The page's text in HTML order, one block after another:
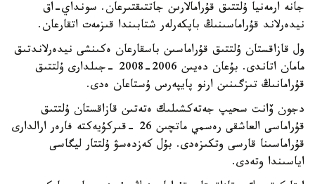
جانە ارمەنيا ۇلتتىق قۇرامالارىن جاتتىقتىرعان. سونداي-اق
نيدەرلاند قۇراماسىنىڭ باپكەرلەر شتابىندا قىزمەت اتقارعان.
ول قازاقستان ۇلتتىق قۇراماسىن باسقارعان ەكىنشى نيدەرلاندتىق
مامان اتاندى. بۇعان دەيىن 2006-2008 -جىلدارى ۇلتتىق
قۇرامانىڭ تىزگىنىن ارنو پايپەرس ۇستاعان ەدى.
دجون ۆانت سحيپ جەتەكشىلىك ەتەتىن قازاقستان ۇلتتىق
قۇراماسى العاشقى رەسمي ماتچىن 26 -قىركۇيەكتە فارەر ارالدارى
قۇراماسىنا قارسى وتكىزەدى. بۇل كەزدەسۋ ۇلتتار ليگاسى
اياسىندا وتەدى.